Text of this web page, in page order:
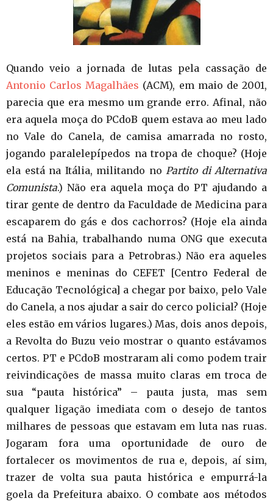
Quando veio a jornada de lutas pela cassação de
Antonio Carlos Magalhães (ACM), em maio de 2001,
parecia que era mesmo um grande erro. Afinal, não
era aquela moça do PCdoB quem estava ao meu lado
no Vale do Canela, de camisa amarrada no rosto,
jogando paralelepípedos na tropa de choque? (Hoje
ela está na Itália, militando no Partito di Alternativa
Comunista.) Não era aquela moça do PT ajudando a
tirar gente de dentro da Faculdade de Medicina para
escaparem do gás e dos cachorros? (Hoje ela ainda
está na Bahia, trabalhando numa ONG que executa
projetos sociais para a Petrobras.) Não era aqueles
meninos e meninas do CEFET [Centro Federal de
Educação Tecnológica] a chegar por baixo, pelo Vale
do Canela, a nos ajudar a sair do cerco policial? (Hoje
eles estão em vários lugares.) Mas, dois anos depois,
a Revolta do Buzu veio mostrar o quanto estávamos
certos. PT e PCdoB mostraram ali como podem trair
reivindicações de massa muito claras em troca de
sua “pauta histórica” – pauta justa, mas sem
qualquer ligação imediata com o desejo de tantos
milhares de pessoas que estavam em luta nas ruas.
Jogaram fora uma oportunidade de ouro de
fortalecer os movimentos de rua e, depois, aí sim,
trazer de volta sua pauta histórica e empurrá-la
goela da Prefeitura abaixo. O combate aos métodos